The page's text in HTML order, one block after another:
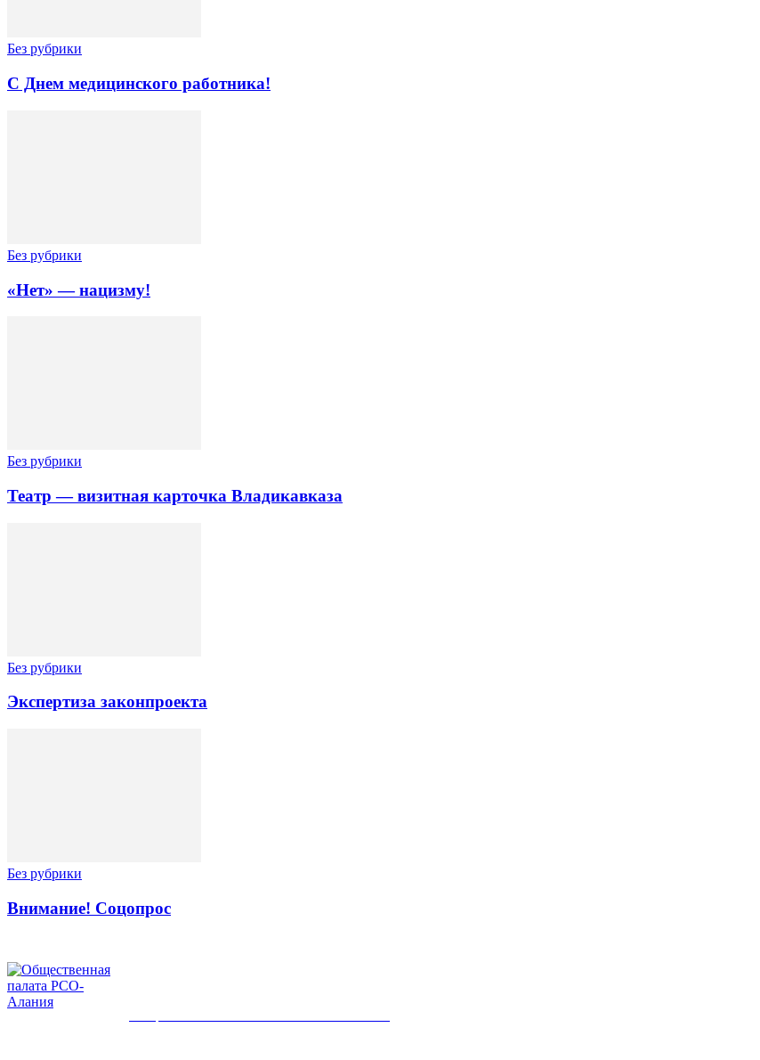
Без рубрики
С Днем медицинского работника!
Без рубрики
«Нет» — нацизму!
Без рубрики
Театр — визитная карточка Владикавказа
Без рубрики
Экспертиза законпроекта
Без рубрики
Внимание! Соцопрос